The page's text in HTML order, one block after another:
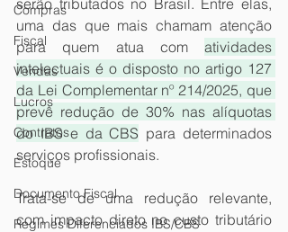
Compras
Fiscal
Vendas
Lucros
Contratos
Estoque
Documento Fiscal
Regimes Diferenciados IBS/CBS
serão tributados no Brasil. Entre elas,
uma das que mais chamam atenção
para quem atua com atividades
intelectuais é o disposto no artigo 127
da Lei Complementar nº 214/2025, que
prevê redução de 30% nas alíquotas
do IBS e da CBS para determinados
serviços profissionais.
Trata-se de uma redução relevante,
com impacto direto no custo tributário